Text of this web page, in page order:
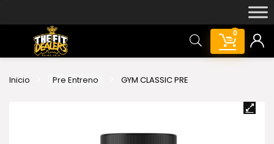
0
Inicio Pre Entreno GYM CLASSIC PRE